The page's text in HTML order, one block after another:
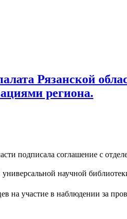
Рязанской
региона.
подписала соглашение с
научной
на участие в наблюдении за